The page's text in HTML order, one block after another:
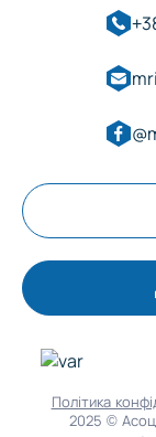
Оберіть
Політика
2025 ©